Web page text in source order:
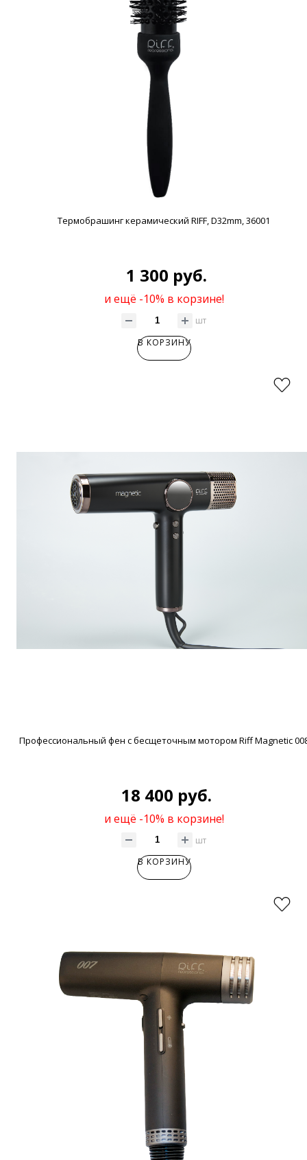
Термобрашинг керамический RIFF, D32mm, 36001
1 300 руб.
и ещё -10% в корзине!
шт
В КОРЗИНУ
Профессиональный фен с бесщеточным мотором Riff Magnetic
18 400 руб.
и ещё -10% в корзине!
шт
В КОРЗИНУ